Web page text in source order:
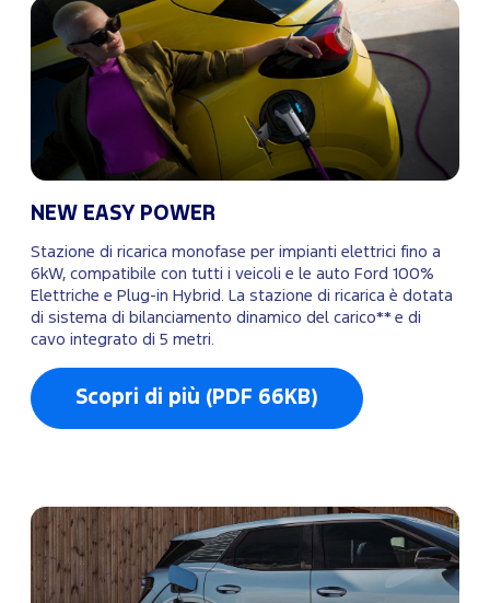
NEW EASY POWER
Stazione di ricarica monofase per impianti elettrici fino a
6kW, compatibile con tutti i veicoli e le auto Ford 100%
Elettriche e Plug-in Hybrid. La stazione di ricarica è dotata
di sistema di bilanciamento dinamico del carico** e di
cavo integrato di 5 metri.
Scopri di più (PDF 66KB)